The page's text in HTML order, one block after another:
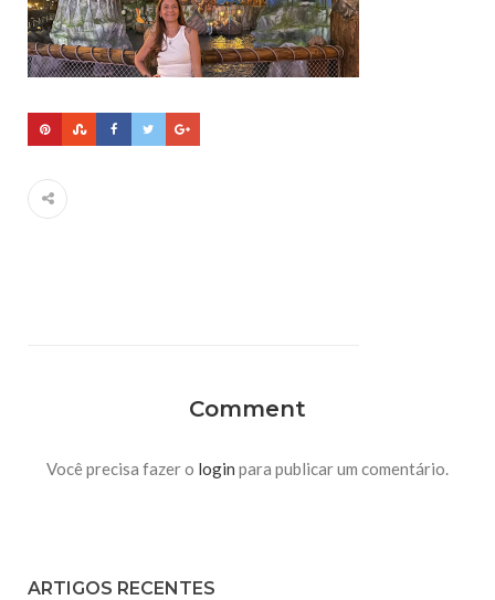
Comment
Você precisa fazer o login para publicar um comentário.
ARTIGOS RECENTES